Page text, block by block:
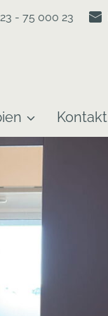
- 75 000 23
Kontakt